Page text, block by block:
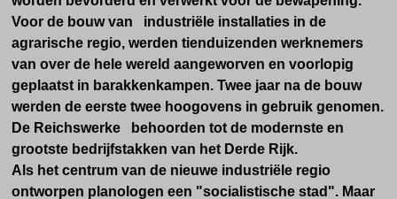
Voor de bouw van industriële installaties in de
agrarische regio, werden tienduizenden werknemers
van over de hele wereld aangeworven en voorlopig
geplaatst in barakkenkampen. Twee jaar na de bouw
werden de eerste twee hoogovens in gebruik genomen.
De Reichswerke behoorden tot de modernste en
grootste bedrijfstakken van het Derde Rijk.
Als het centrum van de nieuwe industriële regio
ontworpen planologen een "socialistische stad". Maar